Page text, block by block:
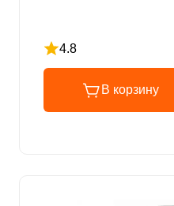
4.8
Рейтинг 4.8 из 5
В корзину